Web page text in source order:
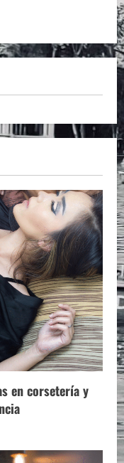
en corsetería y